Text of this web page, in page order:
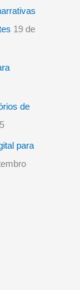
19 de
de
para